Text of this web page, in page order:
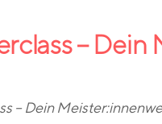
–
– Dein